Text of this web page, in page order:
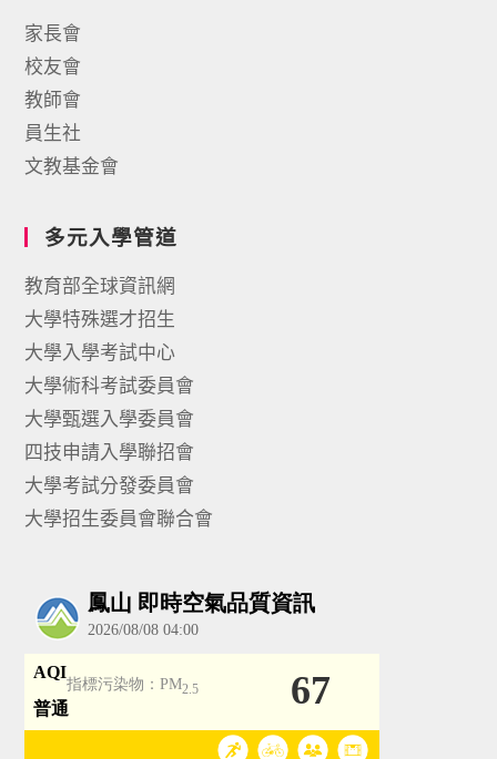
家長會
校友會
教師會
員生社
文教基金會
多元入學管道
教育部全球資訊網
大學特殊選才招生
大學入學考試中心
大學術科考試委員會
大學甄選入學委員會
四技申請入學聯招會
大學考試分發委員會
大學招生委員會聯合會